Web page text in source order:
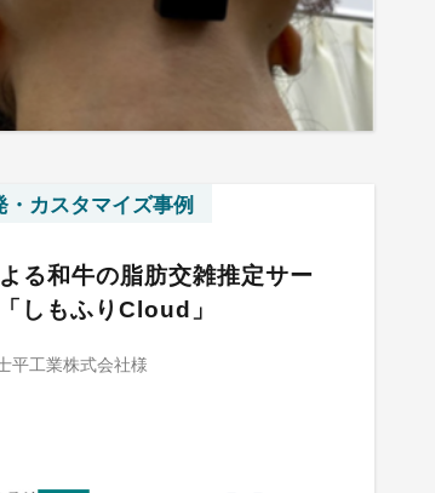
・カスタマイズ事例
る和牛の脂肪交雑推定サー
しもふりCloud」
平工業株式会社様